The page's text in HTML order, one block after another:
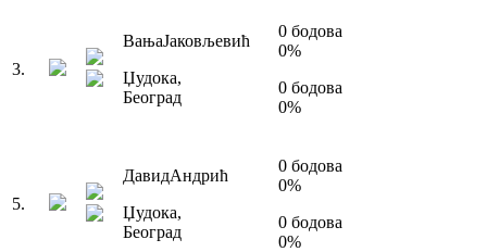
3.
ВањаЈаковљевић
Џудока,
Београд
0 бодова
0%
0 бодова
0%
5.
ДавидАндрић
Џудока,
Београд
0 бодова
0%
0 бодова
0%